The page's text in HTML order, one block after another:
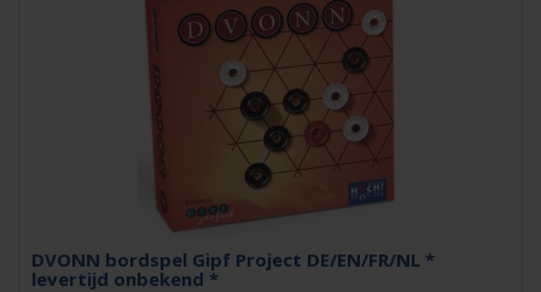
DVONN bordspel Gipf Project DE/EN/FR/NL *
levertijd onbekend *